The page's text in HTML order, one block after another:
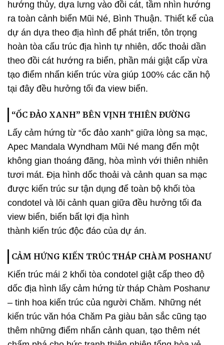
hướng thủy, dựa lưng vào đồi cát, tầm nhìn hướng
ra toàn cảnh biển Mũi Né, Bình Thuận. Thiết kế của
dự án dựa theo địa hình để phát triển, tôn trọng
hoàn tòa cấu trúc địa hình tự nhiên, dốc thoải dần
theo đồi cát hướng ra biển, phần mái giật cấp vừa
tạo điểm nhấn kiến trúc vừa giúp 100% các căn hộ
tại đây đều hưởng tối đa view biển.
“ỐC ĐẢO XANH” BÊN VỊNH THIÊN ĐƯỜNG
Lấy cảm hứng từ “ốc đảo xanh” giữa lòng sa mạc,
Apec Mandala Wyndham Mũi Né mang đến một
không gian thoáng đãng, hòa mình với thiên nhiên
tươi mát. Địa hình dốc thoải và cảnh quan sa mạc
được kiến trúc sư tận dụng để toàn bộ khối tòa
condotel và lõi cảnh quan giữa đều hưởng tối đa
view biển, biến bất lợi địa hình
thành kiến trúc độc đáo của dự án.
CẢM HỨNG KIẾN TRÚC THÁP CHÀM POSHANƯ
Kiến trúc mái 2 khối tòa condotel giật cấp theo độ
dốc địa hình lấy cảm hứng từ tháp Chàm Poshanư
– tinh hoa kiến trúc của người Chăm. Những nét
kiến trúc văn hóa Chăm Pa giàu bản sắc cũng tạo
thêm những điểm nhấn cảnh quan, tạo thêm nét